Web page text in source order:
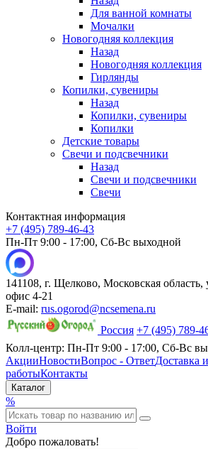
Для ванной комнаты
Мочалки
Новогодняя коллекция
Назад
Новогодняя коллекция
Гирлянды
Копилки, сувениры
Назад
Копилки, сувениры
Копилки
Детские товары
Свечи и подсвечники
Назад
Свечи и подсвечники
Свечи
Контактная информация
+7 (495) 789-46-43
Пн-Пт 9:00 - 17:00, Сб-Вс выходной
141108, г. Щелково, Московская область,
офис 4-21
E-mail: rus.ogorod@ncsemena.ru
Россия +7 (495) 789-
Колл-центр: Пн-Пт 9:00 - 17:00, Сб-Вс
АкцииНовостиВопрос - ОтветДоставка
работыКонтакты
Каталог
%
Войти
Добро пожаловать!